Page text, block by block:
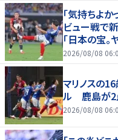
「気持ちよ
ビュー戦で
「日本の宝。
2026/08/08
マリノスの
ル 鹿島が2
2026/08/08